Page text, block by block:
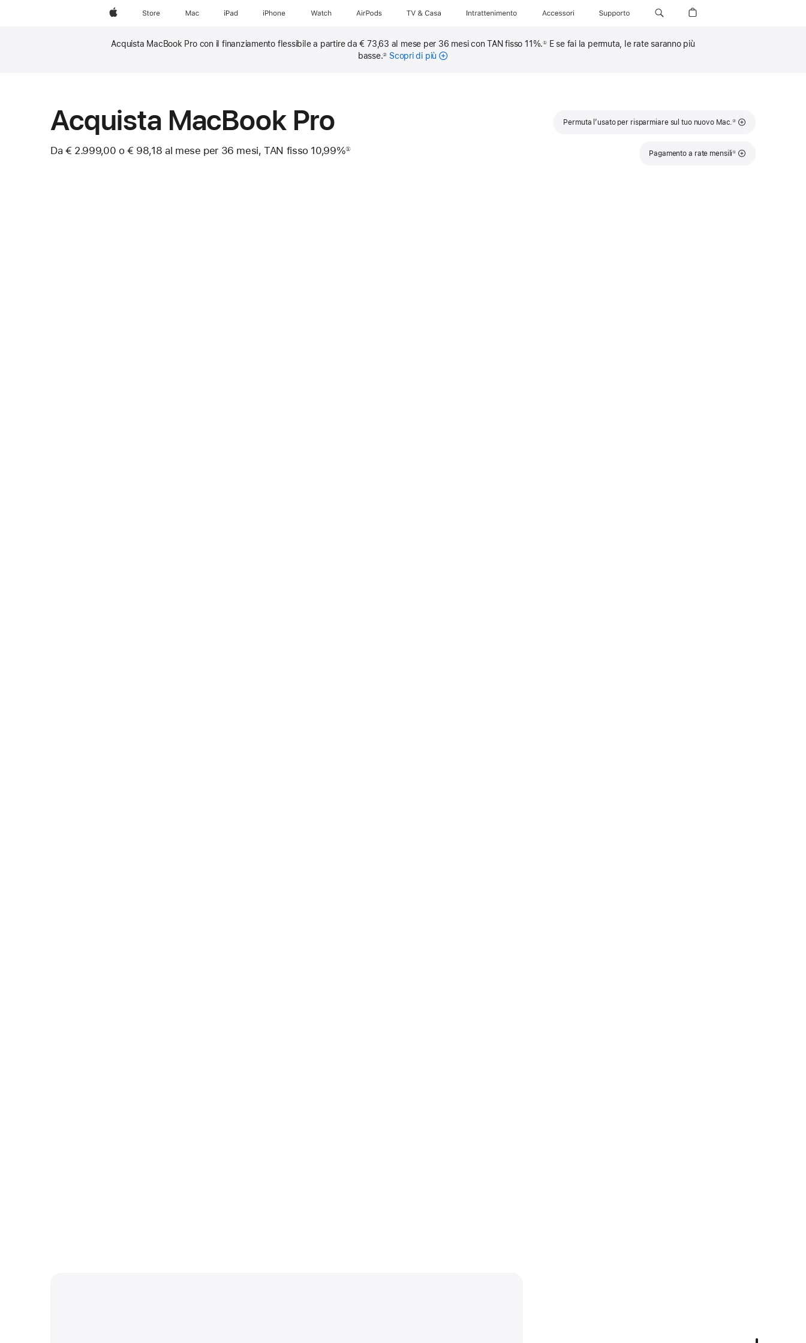
AppleStore Mac iPad iPhone Watch AirPods TV & Casa Intrattenimento Accessori Supporto
Acquista MacBook Pro con il finanziamento flessibile a partire da € 73,63 al mese per 36 mesi con TAN fisso 11%.①E se fai la permuta, le rate saranno più
basse.② Scopri di più sulle
Acquista MacBook Pro
Da € 2.999,00 o € 98,18 al mese per 36 mesi, TAN fisso 10,99%①
Permuta l’usato per risparmiare sul tuo nuovo Mac.
Nota
②
Pagamento a rate mensili
Nota
①